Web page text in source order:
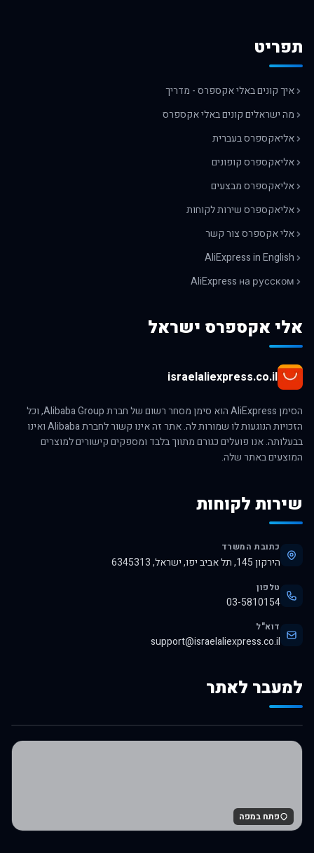
תפריט
איך קונים באלי אקספרס - מדריך
מה ישראלים קונים באלי אקספרס
אליאקספרס בעברית
אליאקספרס קופונים
אליאקספרס מבצעים
אליאקספרס שירות לקוחות
אלי אקספרס צור קשר
AliExpress in English
AliExpress на русском
אלי אקספרס ישראל
israelaliexpress.co.il
הסימן AliExpress הוא סימן מסחר רשום של חברת Alibaba Group, וכל
הזכויות הנוגעות לו שמורות לה. אתר זה אינו קשור לחברת Alibaba ואינו
בבעלותה. אנו פועלים כגורם מתווך בלבד ומספקים קישורים למוצרים
המוצעים באתר שלה.
שירות לקוחות
כתובת המשרד
הירקון 145, תל אביב יפו, ישראל, 6345313
טלפון
03-5810154
דוא"ל
support@israelaliexpress.co.il
למעבר לאתר
לרכישה באלי אקספרס
פתח במפה